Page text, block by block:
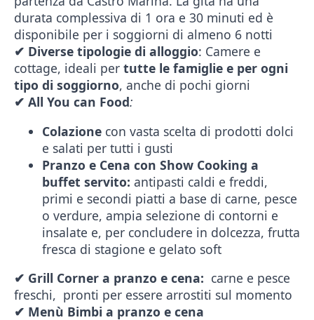
durata complessiva di 1 ora e 30 minuti ed è
disponibile per i soggiorni di almeno 6 notti
✔ Diverse tipologie di alloggio: Camere e
cottage, ideali per tutte le famiglie e per ogni
tipo di soggiorno, anche di pochi giorni
✔ All You can Food:
Colazione con vasta scelta di prodotti dolci
e salati per tutti i gusti
Pranzo e Cena con Show Cooking a
buffet servito: antipasti caldi e freddi,
primi e secondi piatti a base di carne, pesce
o verdure, ampia selezione di contorni e
insalate e, per concludere in dolcezza, frutta
fresca di stagione e gelato soft
✔ Grill Corner a pranzo e cena: carne e pesce
freschi, pronti per essere arrostiti sul momento
✔ Menù Bimbi a pranzo e cena